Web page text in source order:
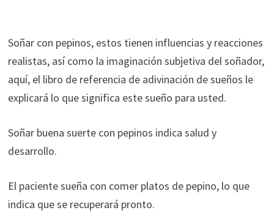
Soñar con pepinos, estos tienen influencias y reacciones
realistas, así como la imaginación subjetiva del soñador,
aquí, el libro de referencia de adivinación de sueños le
explicará lo que significa este sueño para usted.
Soñar buena suerte con pepinos indica salud y
desarrollo.
El paciente sueña con comer platos de pepino, lo que
indica que se recuperará pronto.